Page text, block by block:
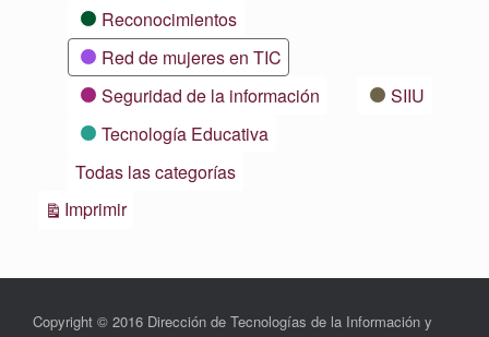
Reconocimientos
Red de mujeres en TIC
Seguridad de la información
SIIU
Tecnología Educativa
Todas las categorías
ImprimirVistas
Copyright © 2016 Dirección de Tecnologías de la Información y